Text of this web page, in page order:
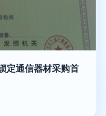
定通信器材采购首